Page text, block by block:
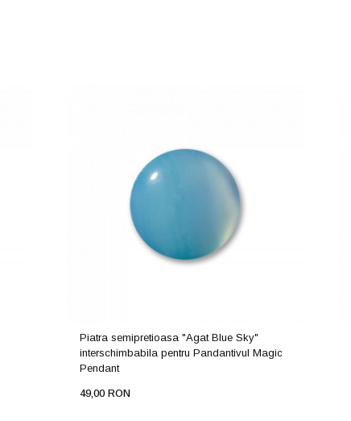
Piatra semipretioasa "Agat Blue Sky"
interschimbabila pentru Pandantivul Magic
Pendant
49,00 RON